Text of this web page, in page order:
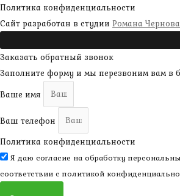
Политика конфиденциальности
Сайт разработан в студии Романа Чернова
Заказать обратный звонок
Заполните форму и мы перезвоним вам в
Ваше имя
Ваш телефон
Политика конфиденциальности
Я даю согласие на обработку
соответствии с политикой